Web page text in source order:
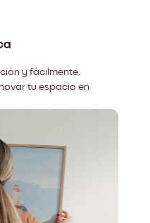
y fácilmente.
tu espacio en